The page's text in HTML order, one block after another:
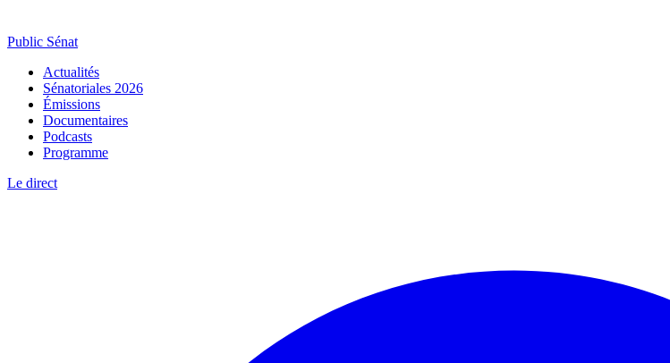
Public Sénat
Actualités
Sénatoriales 2026
Émissions
Documentaires
Podcasts
Programme
Le direct